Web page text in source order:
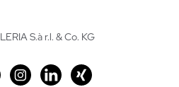
S.à r.l. & Co. KG